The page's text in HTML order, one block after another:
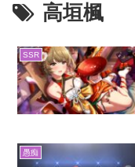
高垣楓
SSR
愚痴